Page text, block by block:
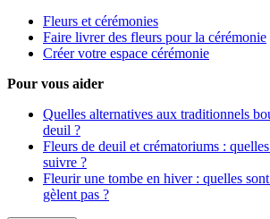
Fleurs et cérémonies
Faire livrer des fleurs pour la cérémonie
Créer votre espace cérémonie
Pour vous aider
Quelles alternatives aux traditionnels
deuil ?
Fleurs de deuil et crématoriums :
suivre ?
Fleurir une tombe en hiver : quelles
gèlent pas ?